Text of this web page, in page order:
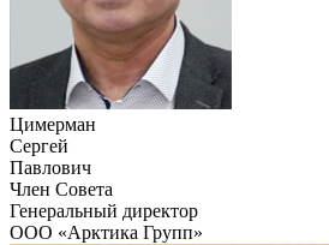
Цимерман
Сергей
Павлович
Член Совета
Генеральный директор
ООО «Арктика Групп»